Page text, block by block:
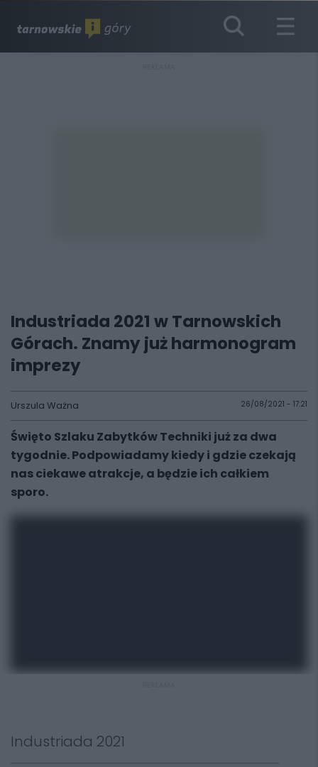
Industriada 2021 w Tarnowskich
Górach. Znamy już harmonogram
imprezy
Urszula Ważna 26/08/2021 - 17:21
Święto Szlaku Zabytków Techniki już za dwa
tygodnie. Podpowiadamy kiedy i gdzie czekają
nas ciekawe atrakcje, a będzie ich całkiem
sporo.
Industriada 2021